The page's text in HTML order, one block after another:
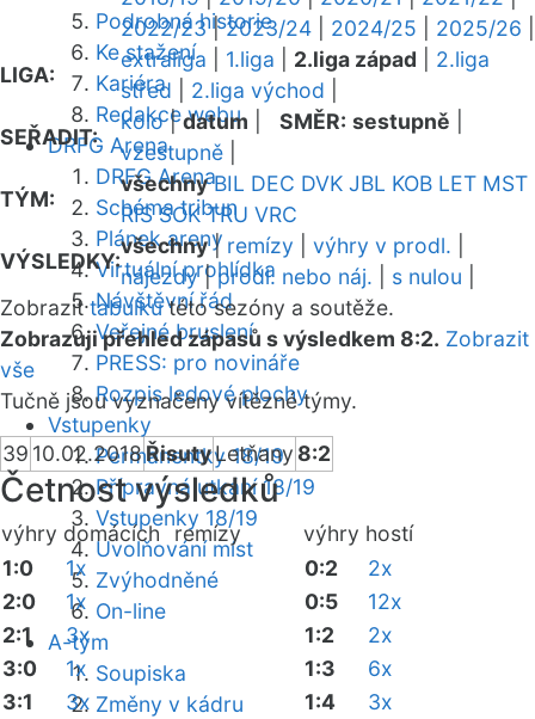
Podrobná historie
Ke stažení
Kariéra
Redakce webu
DRFG Arena
DRFG Arena
Schéma tribun
Plánek areny
Virtuální prohlídka
Návštěvní řád
Veřejné bruslení
PRESS: pro novináře
Rozpis ledové plochy
Vstupenky
Permanentky 18/19
Přípravná utkání 18/19
Vstupenky 18/19
Uvolňování míst
Zvýhodněné
On-line
A-tým
Soupiska
Změny v kádru
2022/23|2023/24 2024/25 2025/26
LIGA:
extraliga 1.liga 2.liga západ
2.liga
střed
2.liga východ
SEŘADIT:
kolo|datum SMĚR: sestupně
vzestupně
TÝM:
všechny BIL DEC DVK JBL KOB LET MST
RIS SOK TRU VRC
VÝSLEDKY:
všechny| remízy výhry v prodl.
nájezdy|prodl. nebo náj. s nulou
Zobrazittabulkutéto sezóny a soutěže.
Zobrazuji přehled zápasů s výsledkem 8:2. Zobrazit
vše
Tučně jsou vyznačeny vítězné týmy.
39 10.02.2018ŘisutyLetňany 8:2
Četnost výsledků
výhry domácích remízy výhry hostí
1:0
1x
2:0
1x
2:1
3x
3:0
1x
3:1
3x
0:2
2x
0:5
12x
1:2
2x
1:3
6x
1:4
3x